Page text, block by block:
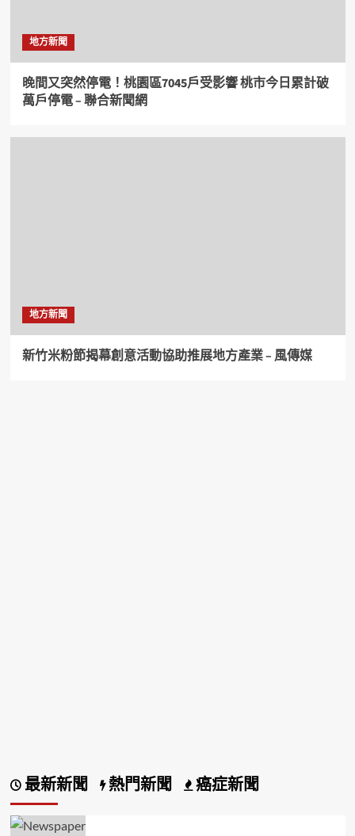
地方新聞
晚間又突然停電！桃園區7045戶受影響 桃市今日累計破
萬戶停電 – 聯合新聞網
地方新聞
新竹米粉節揭幕創意活動協助推展地方產業 – 風傳媒
最新新聞 熱門新聞 癌症新聞